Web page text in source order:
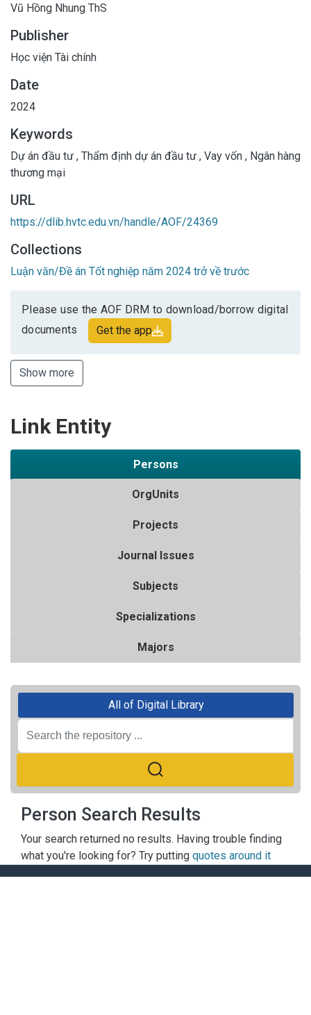
Vũ Hồng Nhung ThS
Publisher
Học viện Tài chính
Date
2024
Keywords
Dự án đầu tư , Thẩm định dự án đầu tư , Vay vốn , Ngân hàng
thương mại
URL
https://dlib.hvtc.edu.vn/handle/AOF/24369
Collections
Luận văn/Đề án Tốt nghiệp năm 2024 trở về trước
Please use the AOF DRM to download/borrow digital
documents
Get the app
Show more
Link Entity
Persons
OrgUnits
Projects
Journal Issues
Subjects
Specializations
Majors
All of Digital Library
Person Search Results
Your search returned no results. Having trouble finding
what you're looking for? Try putting quotes around it